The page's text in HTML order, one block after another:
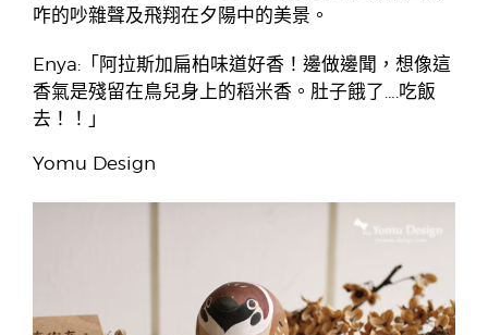
咋的吵雜聲及飛翔在夕陽中的美景。
Enya:「阿拉斯加扁柏味道好香！邊做邊聞，想像這
香氣是殘留在鳥兒身上的稻米香。肚子餓了….吃飯
去！！」
Yomu Design